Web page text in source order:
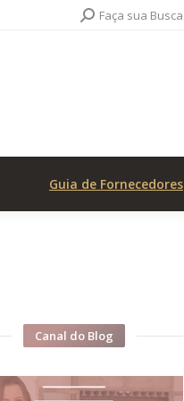
Search:Faça sua Busca
Guia de Fornecedores
Canal do Blog